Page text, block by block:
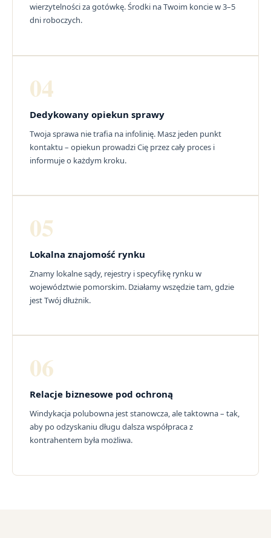
wierzytelności za gotówkę. Środki na Twoim koncie w 3–5
dni roboczych.
04
Dedykowany opiekun sprawy
Twoja sprawa nie trafia na infolinię. Masz jeden punkt
kontaktu – opiekun prowadzi Cię przez cały proces i
informuje o każdym kroku.
05
Lokalna znajomość rynku
Znamy lokalne sądy, rejestry i specyfikę rynku w
województwie pomorskim. Działamy wszędzie tam, gdzie
jest Twój dłużnik.
06
Relacje biznesowe pod ochroną
Windykacja polubowna jest stanowcza, ale taktowna – tak,
aby po odzyskaniu długu dalsza współpraca z
kontrahentem była możliwa.